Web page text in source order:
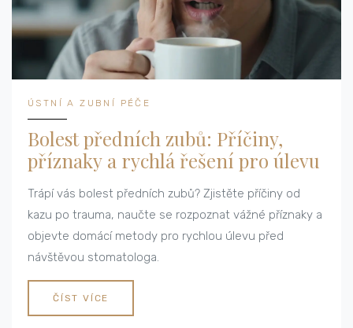
ÚSTNÍ A ZUBNÍ PÉČE
Bolest předních zubů: Příčiny,
příznaky a rychlá řešení pro úlevu
Trápí vás bolest předních zubů? Zjistěte příčiny od
kazu po trauma, naučte se rozpoznat vážné příznaky a
objevte domácí metody pro rychlou úlevu před
návštěvou stomatologa.
ČÍST VÍCE